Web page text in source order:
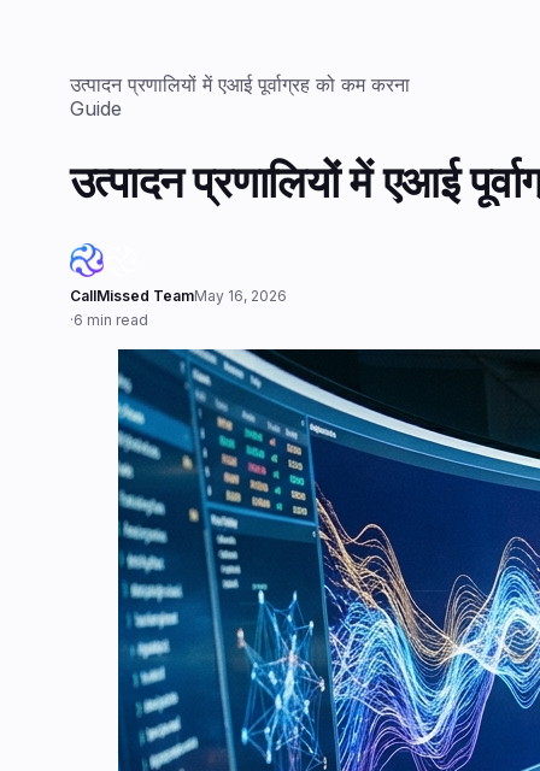
उत्पादन प्रणालियों में एआई पूर्वाग्रह को कम करना
Guide
उत्पादन प्रणालियों में एआई
CallMissed TeamMay 16, 2026
·6 min read